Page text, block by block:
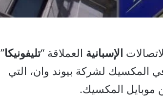
الإسبانية العملاقة “تليفونيكا”
المكسيك لشركة بيوند وان، التي
موبايل المكسيك.